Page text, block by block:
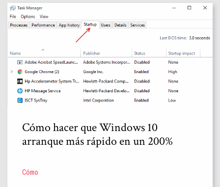
Cómo hacer que Windows 10
arranque más rápido en un 200%
Cómo